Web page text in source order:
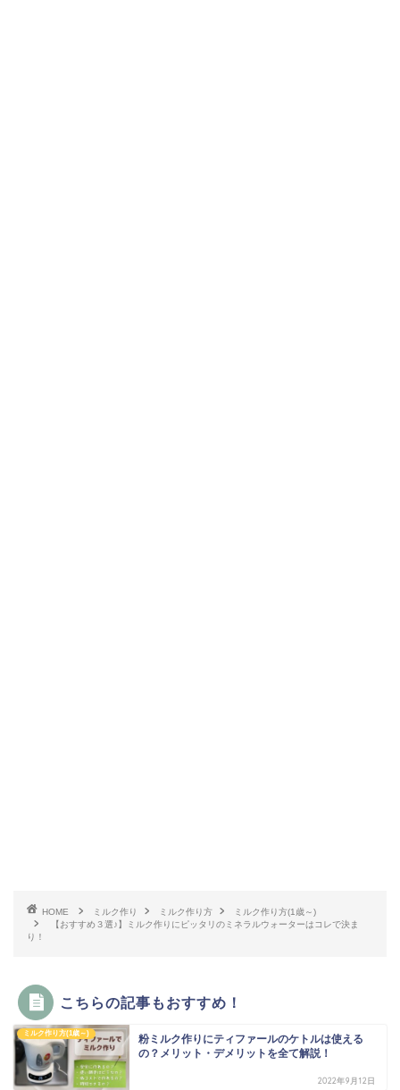
HOME ミルク作り ミルク作り方
ミルク作り方(1歳～)
【おすすめ３選♪】ミルク作りにピッタリのミネラルウォーターはコレで決ま
り！
こちらの記事もおすすめ！
ミルク作り方(1歳～)
粉ミルク作りにティファールのケトルは使える
の？メリット・デメリットを全て解説！
2022年9月12日